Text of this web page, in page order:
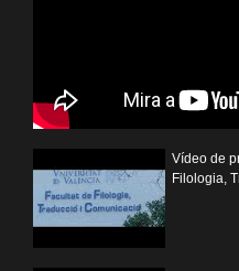
Vídeo de
Filologia,